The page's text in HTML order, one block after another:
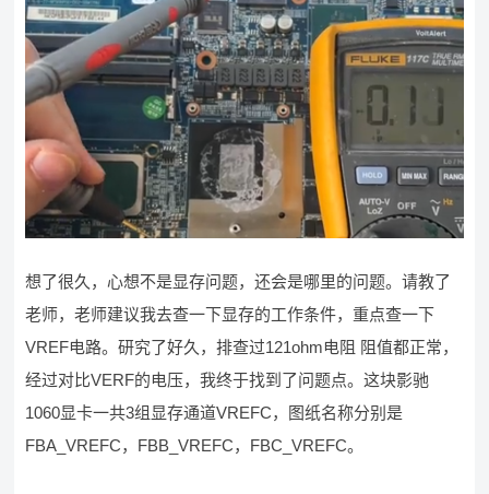
想了很久，心想不是显存问题，还会是哪里的问题。请教了
老师，老师建议我去查一下显存的工作条件，重点查一下
VREF电路。研究了好久，排查过121ohm电阻 阻值都正常，
经过对比VERF的电压，我终于找到了问题点。这块影驰
1060显卡一共3组显存通道VREFC，图纸名称分别是
FBA_VREFC，FBB_VREFC，FBC_VREFC。